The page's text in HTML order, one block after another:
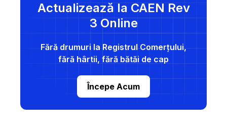
Actualizează la CAEN Rev
3 Online
Fără drumuri la Registrul Comerțului,
fără hârtii, fără bătăi de cap
Începe Acum